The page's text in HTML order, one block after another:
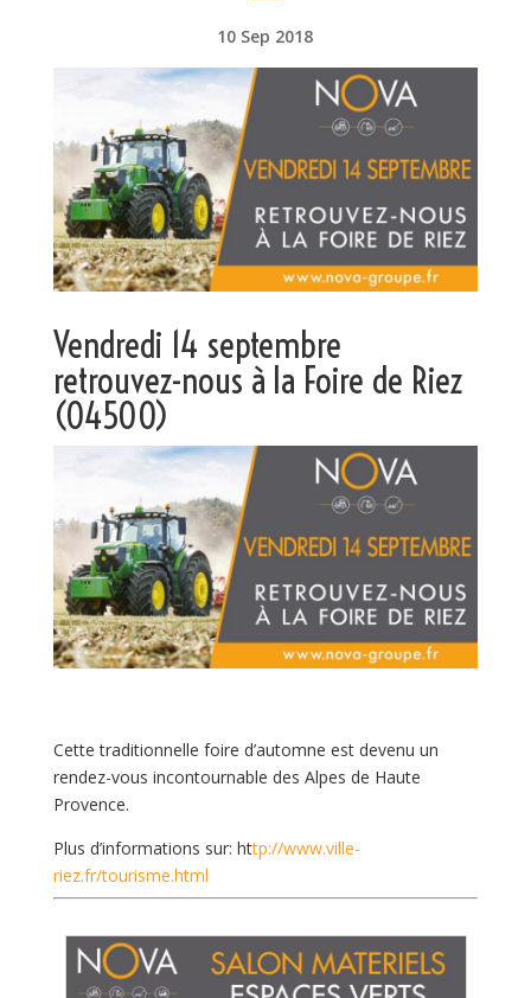
10 Sep 2018
Vendredi 14 septembre
retrouvez-nous à la Foire de Riez
(04500)
Cette traditionnelle foire d’automne est devenu un
rendez-vous incontournable des Alpes de Haute
Provence.
Plus d’informations sur: http://www.ville-
riez.fr/tourisme.html